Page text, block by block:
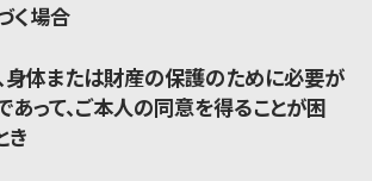
く場合
身体または財産の保護のために必要が
あって、ご本人の同意を得ることが困
き